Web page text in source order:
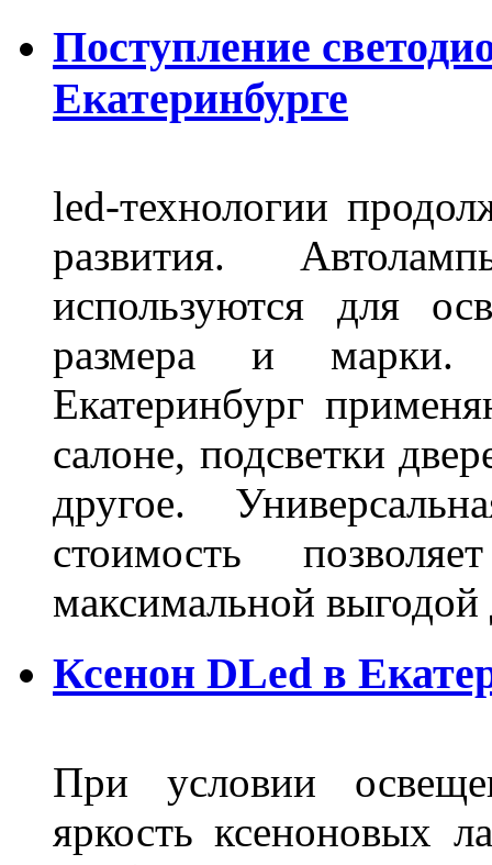
Поступление
Екатеринбурге
led-технологии
развития.
используются для
размера и марки.
Екатеринбург
салоне, подсветки
другое.
стоимость
максимальной
Ксенон DLed в
При условии
яркость ксеноновых